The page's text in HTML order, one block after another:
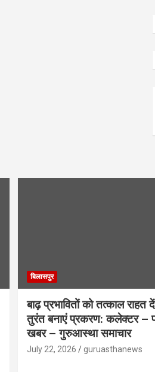
बिलासपुर
बाढ़ प्रभावितों को तत्काल राहत
तुरंत बनाएं प्रकरण: कलेक्टर –
खबर – गुरुआस्था समाचार
July 22, 2026 guruasthanews